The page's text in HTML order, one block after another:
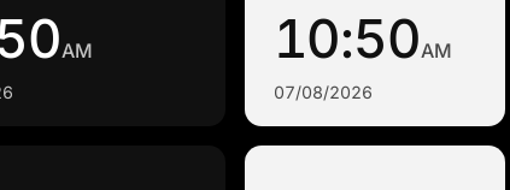
AM 10:50AM
07/08/2026